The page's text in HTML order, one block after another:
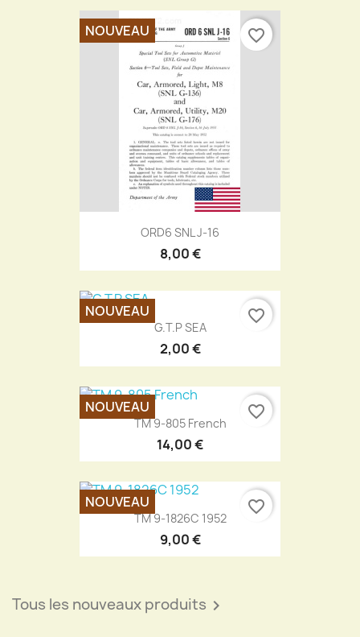
ORD6 SNL J-16
8,00 €
NOUVEAU favorite_border
G.T.P SEA
2,00 €
NOUVEAU favorite_border
TM 9-805 French
14,00 €
NOUVEAU favorite_border
TM 9-1826C 1952
9,00 €
NOUVEAU favorite_border
Tous les nouveaux produits 